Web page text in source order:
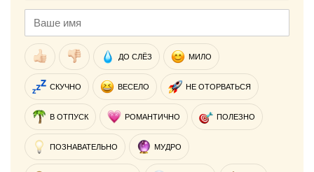
ДО СЛЁЗ МИЛО
СКУЧНО ВЕСЕЛО НЕ ОТОРВАТЬСЯ
В ОТПУСК РОМАНТИЧНО ПОЛЕЗНО
ПОЗНАВАТЕЛЬНО МУДРО